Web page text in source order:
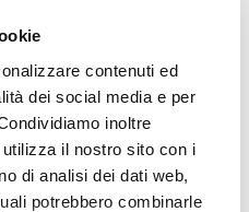
contenuti ed
dei social media e per
inoltre
il nostro sito con i
di analisi dei dati web,
potrebbero combinarle